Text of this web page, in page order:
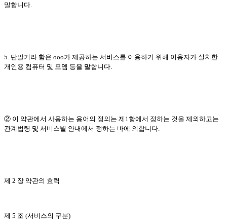
말합니다.
5. 단말기라 함은 ooo가 제공하는 서비스를 이용하기 위해 이용자가 설치한
개인용 컴퓨터 및 모뎀 등을 말합니다.
② 이 약관에서 사용하는 용어의 정의는 제1항에서 정하는 것을 제외하고는
관계법령 및 서비스별 안내에서 정하는 바에 의합니다.
제 2 장 약관의 효력
제 5 조 (서비스의 구분)